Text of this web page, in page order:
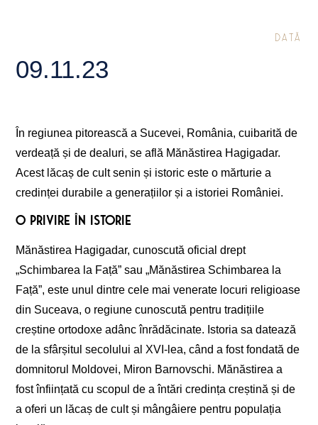
DATĂ
09.11.23
În regiunea pitorească a Sucevei, România, cuibarită de
verdeață și de dealuri, se află Mănăstirea Hagigadar.
Acest lăcaș de cult senin și istoric este o mărturie a
credinței durabile a generațiilor și a istoriei României.
O privire în istorie
Mănăstirea Hagigadar, cunoscută oficial drept
„Schimbarea la Față” sau „Mănăstirea Schimbarea la
Față”, este unul dintre cele mai venerate locuri religioase
din Suceava, o regiune cunoscută pentru tradițiile
creștine ortodoxe adânc înrădăcinate. Istoria sa datează
de la sfârșitul secolului al XVI-lea, când a fost fondată de
domnitorul Moldovei, Miron Barnovschi. Mănăstirea a
fost înființată cu scopul de a întări credința creștină și de
a oferi un lăcaș de cult și mângâiere pentru populația